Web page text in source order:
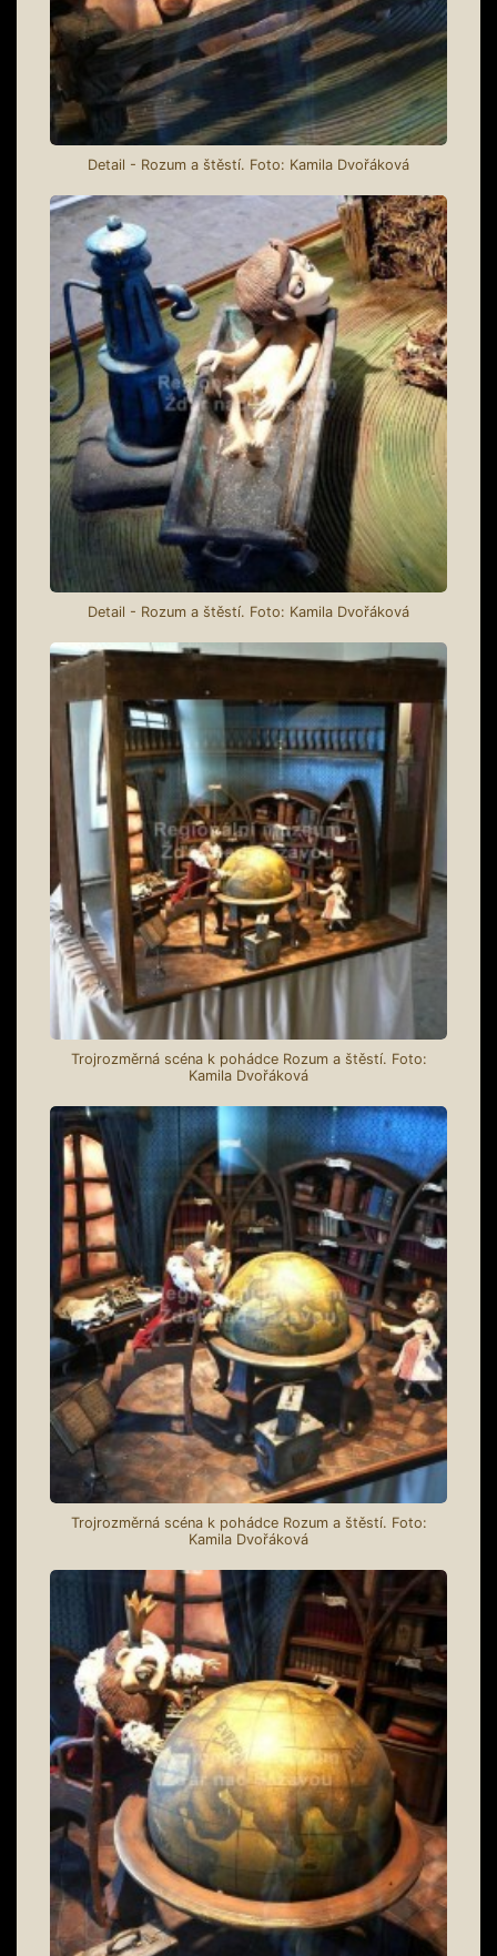
Detail - Rozum a štěstí. Foto: Kamila Dvořáková
Detail - Rozum a štěstí. Foto: Kamila Dvořáková
Trojrozměrná scéna k pohádce Rozum a štěstí. Foto:
Kamila Dvořáková
Trojrozměrná scéna k pohádce Rozum a štěstí. Foto:
Kamila Dvořáková